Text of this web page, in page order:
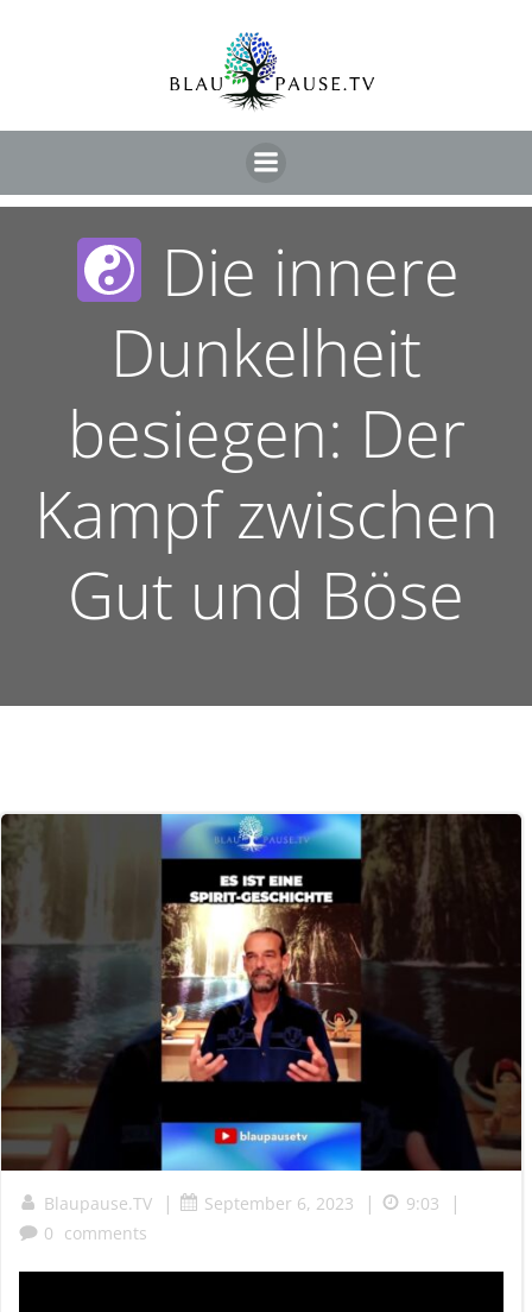
Die innere
Dunkelheit
besiegen: Der
Kampf zwischen
Gut und Böse
Blaupause.TV | September 6, 2023 | 9:03 |
0 comments